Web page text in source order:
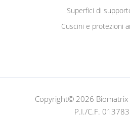
Superfici di
Cuscini e protezioni
Copyright© 2026 Biomatrix
P.I./C.F.